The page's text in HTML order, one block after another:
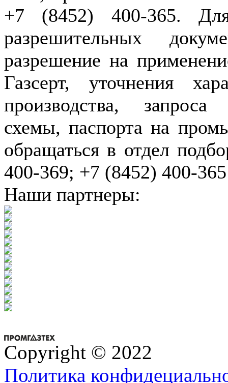
+7 (8452) 400-365.
разрешительных
разрешение на
Газсерт, уточнения
производства,
схемы, паспорта на
обращаться в отдел
400-369; +7 (8452) 400-365
Наши партнеры:
Copyright © 2022
Политика